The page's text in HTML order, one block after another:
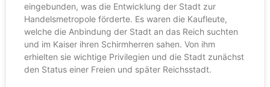
eingebunden, was die Entwicklung der Stadt zur
Handelsmetropole förderte. Es waren die Kaufleute,
welche die Anbindung der Stadt an das Reich suchten
und im Kaiser ihren Schirmherren sahen. Von ihm
erhielten sie wichtige Privilegien und die Stadt zunächst
den Status einer Freien und später Reichsstadt.